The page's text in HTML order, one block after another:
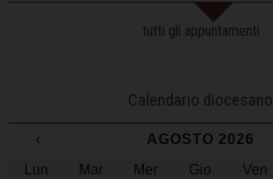
tutti gli appuntamenti
Calendario diocesano
‹ AGOSTO 2026
Lun
Mar Mer Gio Ven